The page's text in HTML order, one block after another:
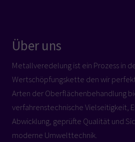
Über uns
Metallveredelung ist ein Prozess in
Wertschöpfungskette den wir
Arten der Oberflächenbehandlung
verfahrenstechnische Vielseitigkeit,
Abwicklung, geprüfte Qualität und
moderne Umwelttechnik.